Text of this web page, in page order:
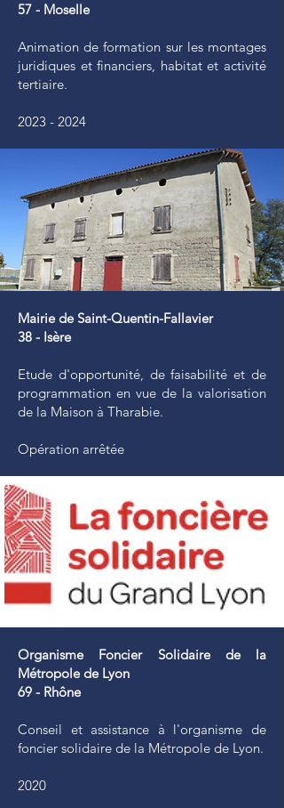
57 - Moselle
Animation de formation sur les montages
juridiques et financiers, habitat et activité
tertiaire.
2023 - 2024
Mairie de Saint-Quentin-Fallavier
38 - Isère
Etude d'opportunité, de faisabilité et de
programmation en vue de la valorisation
de la Maison à Tharabie.
Opération arrêtée
Organisme Foncier Solidaire de la
Métropole de Lyon
69 - Rhône
Conseil et assistance à l'organisme de
foncier solidaire de la Métropole de Lyon.
2020